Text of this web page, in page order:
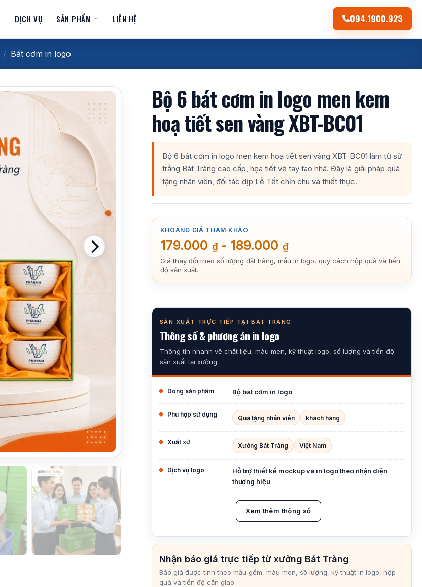
DỊCH VỤ SẢN PHẨM LIÊN HỆ 094.1900.923
/ Bát cơm in logo
Bộ 6 bát cơm in logo men kem
hoạ tiết sen vàng XBT-BC01
Bộ 6 bát cơm in logo men kem hoạ tiết sen vàng XBT-BC01 làm từ sứ
trắng Bát Tràng cao cấp, họa tiết vẽ tay tao nhã. Đây là giải pháp quà
tặng nhân viên, đối tác dịp Lễ Tết chỉn chu và thiết thực.
KHOẢNG GIÁ THAM KHẢO
179.000 ₫- 189.000 ₫
Giá thay đổi theo số lượng đặt hàng, mẫu in logo, quy cách hộp quà và tiến
độ sản xuất.
SẢN XUẤT TRỰC TIẾP TẠI BÁT TRÀNG
Thông số & phương án in logo
Thông tin nhanh về chất liệu, màu men, kỹ thuật logo, số lượng và tiến độ
sản xuất tại xưởng.
Dòng sản phẩm Bộ bát cơm in logo
Phù hợp sử dụng Quà tặng nhân viên khách hàng
Xuất xứ Xưởng Bát Tràng Việt Nam
Dịch vụ logo
Hỗ trợ thiết kế mockup và in logo theo nhận diện
thương hiệu
Xem thêm thông số
Nhận báo giá trực tiếp từ xưởng Bát Tràng
Báo giá được tính theo mẫu gốm, màu men, số lượng, kỹ thuật in logo, hộp
quà và tiến độ cần giao.